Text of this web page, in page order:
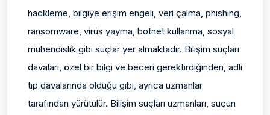
hackleme, bilgiye erişim engeli, veri çalma, phishing,
ransomware, virüs yayma, botnet kullanma, sosyal
mühendislik gibi suçlar yer almaktadır. Bilişim suçları
davaları, özel bir bilgi ve beceri gerektirdiğinden, adli
tıp davalarında olduğu gibi, ayrıca uzmanlar
tarafından yürütülür. Bilişim suçları uzmanları, suçun